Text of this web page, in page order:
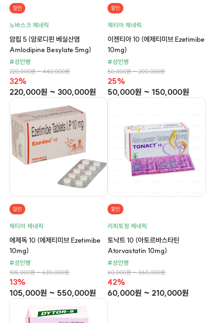
할인
노바스크 제네릭
암립 5 (암로디핀 베실산염
Amlodipine Besylate 5mg)
#성인병
220,000원 ~ 440,000원
32%
220,000원 ~ 300,000원
할인
제티아 제네릭
이젠티아 10 (에제티미브 Ezetimibe
10mg)
#성인병
50,000원 ~ 200,000원
25%
50,000원 ~ 150,000원
할인
제티아 제네릭
에제독 10 (에제티미브 Ezetimibe
10mg)
#성인병
105,000원 ~ 630,000원
13%
105,000원 ~ 550,000원
할인
리피토정 제네릭
토낙트 10 (아토르바스타틴
Atorvastatin 10mg)
#성인병
60,000원 ~ 360,000원
42%
60,000원 ~ 210,000원